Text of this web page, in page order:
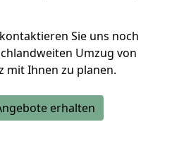
Sie uns noch
Umzug von
mit Ihnen zu planen.
erhalten